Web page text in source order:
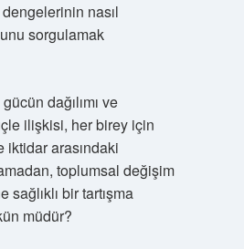
nasıl
sorgulamak
dağılımı ve
ilişkisi, her birey için
iktidar arasındaki
toplumsal değişim
sağlıklı bir tartışma
müdür?